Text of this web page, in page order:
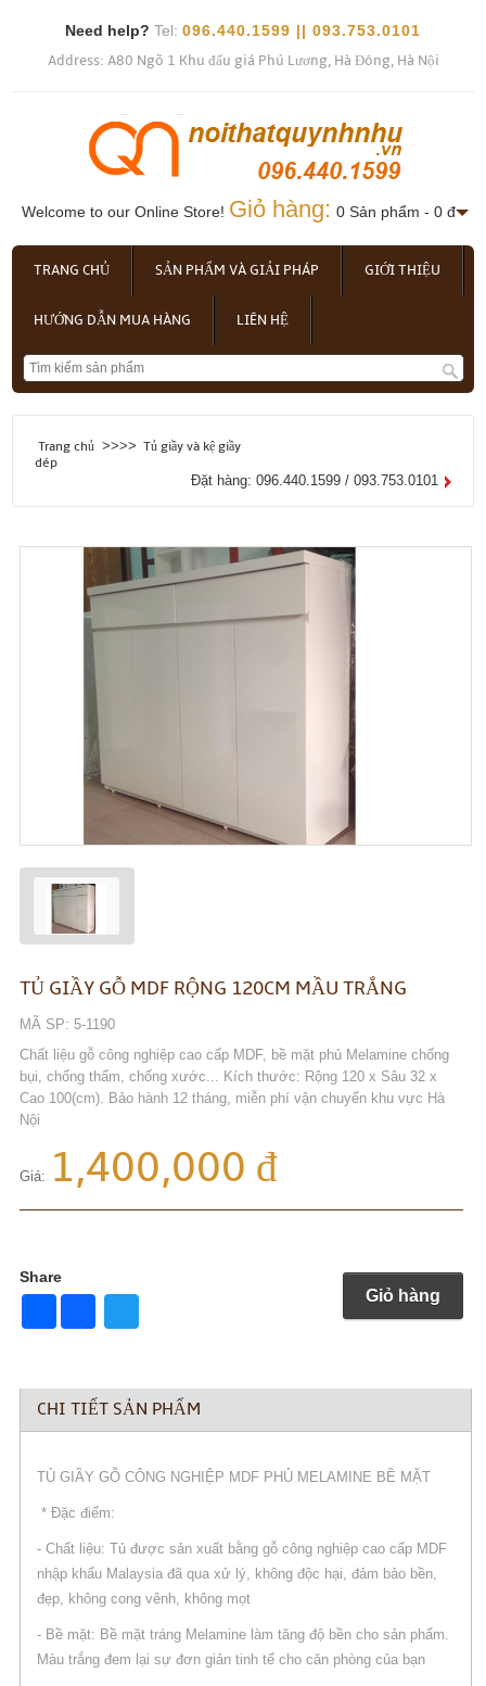
Need help? Tel: 096.440.1599 || 093.753.0101
Address: A80 Ngõ 1 Khu đấu giá Phú Lương, Hà Đông, Hà Nội
Welcome to our Online Store! Giỏ hàng: 0 Sản phẩm - 0 đ
TRANG CHỦ SẢN PHẨM VÀ GIẢI PHÁP GIỚI THIỆU
HƯỚNG DẪN MUA HÀNG LIÊN HỆ
Trang chủ >>>> Tủ giầy và kệ giầy
dép
Đặt hàng: 096.440.1599 / 093.753.0101
TỦ GIẦY GỖ MDF RỘNG 120CM MẦU TRẮNG
MÃ SP: 5-1190
Chất liệu gỗ công nghiệp cao cấp MDF, bề mặt phủ Melamine chống
bụi, chống thấm, chống xước... Kích thước: Rộng 120 x Sâu 32 x
Cao 100(cm). Bảo hành 12 tháng, miễn phí vận chuyển khu vực Hà
Nội
Giá: 1,400,000 đ
Share
Share Twitter Giỏ hàng
CHI TIẾT SẢN PHẨM
TỦ GIẦY GỖ CÔNG NGHIỆP MDF PHỦ MELAMINE BỀ MẶT
* Đặc điểm:
- Chất liệu: Tủ được sản xuất bằng gỗ công nghiệp cao cấp MDF
nhập khẩu Malaysia đã qua xử lý, không độc hại, đảm bảo bền,
đẹp, không cong vênh, không mọt
- Bề mặt: Bề mặt tráng Melamine làm tăng độ bền cho sản phẩm.
Màu trắng đem lại sự đơn giản tinh tế cho căn phòng của bạn